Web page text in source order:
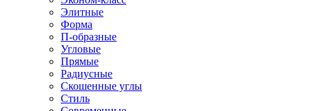
Элитные
Форма
П-образные
Угловые
Прямые
Радиусные
Скошенные углы
Стиль